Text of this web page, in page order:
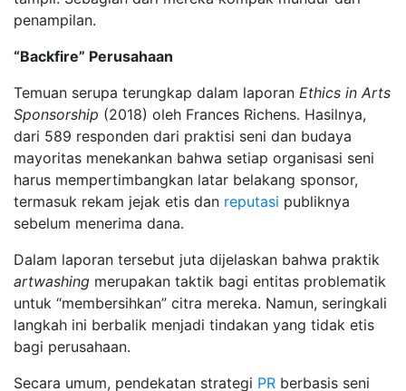
penampilan.
“Backfire” Perusahaan
Temuan serupa terungkap dalam laporan Ethics in Arts
Sponsorship (2018) oleh Frances Richens. Hasilnya,
dari 589 responden dari praktisi seni dan budaya
mayoritas menekankan bahwa setiap organisasi seni
harus mempertimbangkan latar belakang sponsor,
termasuk rekam jejak etis dan reputasi publiknya
sebelum menerima dana.
Dalam laporan tersebut juta dijelaskan bahwa praktik
artwashing merupakan taktik bagi entitas problematik
untuk “membersihkan” citra mereka. Namun, seringkali
langkah ini berbalik menjadi tindakan yang tidak etis
bagi perusahaan.
Secara umum, pendekatan strategi PR berbasis seni